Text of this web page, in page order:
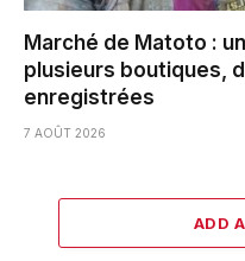
Marché de Matoto :
plusieurs boutiques,
enregistrées
7 AOÛT 2026
ADD